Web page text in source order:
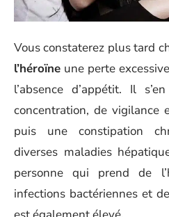
Vous constaterez plus tard
l’héroïne une perte
l’absence d’appétit. Il
concentration, de vigilance
puis une constipation
diverses maladies
personne qui prend de
infections bactériennes et